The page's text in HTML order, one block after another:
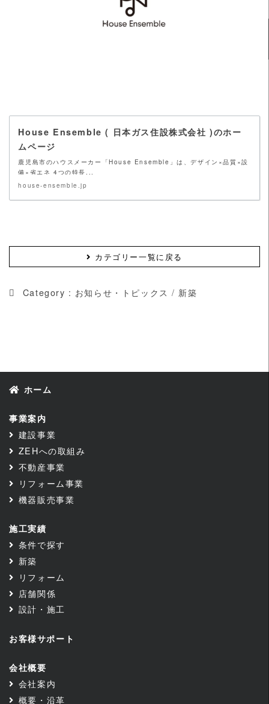
House Ensemble ( 日本ガス住設株式会社 )のホー
ムページ
鹿児島市のハウスメーカー「House Ensemble」は、デザイン×品質×設
備×省エネ 4つの特長...
house-ensemble.jp
カテゴリー一覧に戻る
Category : お知らせ・トピックス / 新築
ホーム
事業案内
建設事業
ZEHへの取組み
不動産事業
リフォーム事業
機器販売事業
施工実績
条件で探す
新築
リフォーム
店舗関係
設計・施工
お客様サポート
会社概要
会社案内
概要・沿革